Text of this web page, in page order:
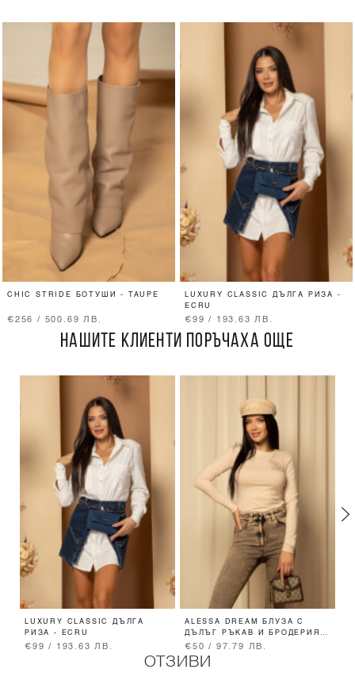
CHIC STRIDE БОТУШИ - TAUPE
€256 / 500.69 ЛВ.
LUXURY CLASSIC ДЪЛГА РИЗА -
ECRU
€99 / 193.63 ЛВ.
НАШИТЕ КЛИЕНТИ ПОРЪЧАХА ОЩЕ
LUXURY CLASSIC ДЪЛГА
РИЗА - ECRU
€99 / 193.63 ЛВ.
ALESSA DREAM БЛУЗА С
ДЪЛЪГ РЪКАВ И БРОДЕРИЯ -
SOFT BEIGE
€50 / 97.79 ЛВ.
ОТЗИВИ